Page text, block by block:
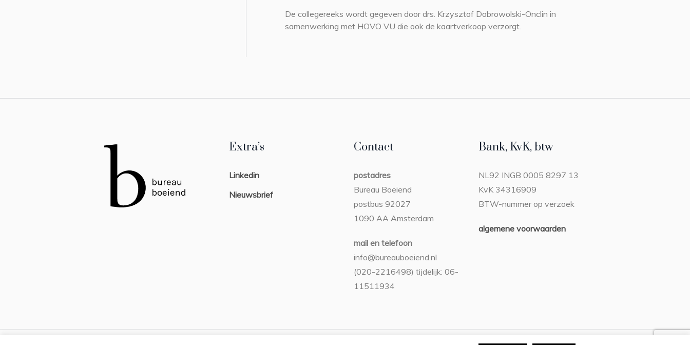
De collegereeks wordt gegeven door drs. Krzysztof Dobrowolski-Onclin in
samenwerking met HOVO VU die ook de kaartverkoop verzorgt.
Extra’s
Linkedin
Nieuwsbrief
Contact
postadres
Bureau Boeiend
postbus 92027
1090 AA Amsterdam
mail en telefoon
info@bureauboeiend.nl
(020-2216498) tijdelijk: 06-
11511934
Bank, KvK, btw
NL92 INGB 0005 8297 13
KvK 34316909
BTW-nummer op verzoek
algemene voorwaarden